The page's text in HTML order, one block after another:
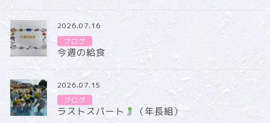
2026.07.16
ブログ
今週の給食
2026.07.15
ブログ
ラストスパート （年長組）